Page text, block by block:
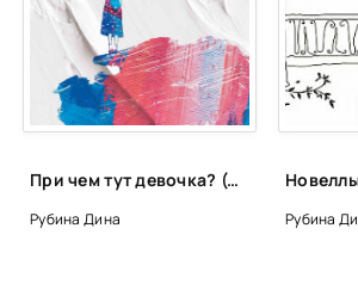
При чем тут девочка? (Сборник) - Дина Рубина
Рубина Дина Рубина